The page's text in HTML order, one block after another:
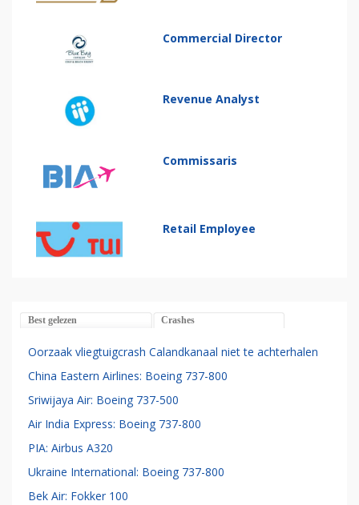
Commercial Director
Revenue Analyst
Commissaris
Retail Employee
Best gelezen Crashes
Oorzaak vliegtuigcrash Calandkanaal niet te achterhalen
China Eastern Airlines: Boeing 737-800
Sriwijaya Air: Boeing 737-500
Air India Express: Boeing 737-800
PIA: Airbus A320
Ukraine International: Boeing 737-800
Bek Air: Fokker 100